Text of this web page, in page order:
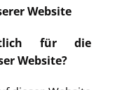
Website
für die
Website?